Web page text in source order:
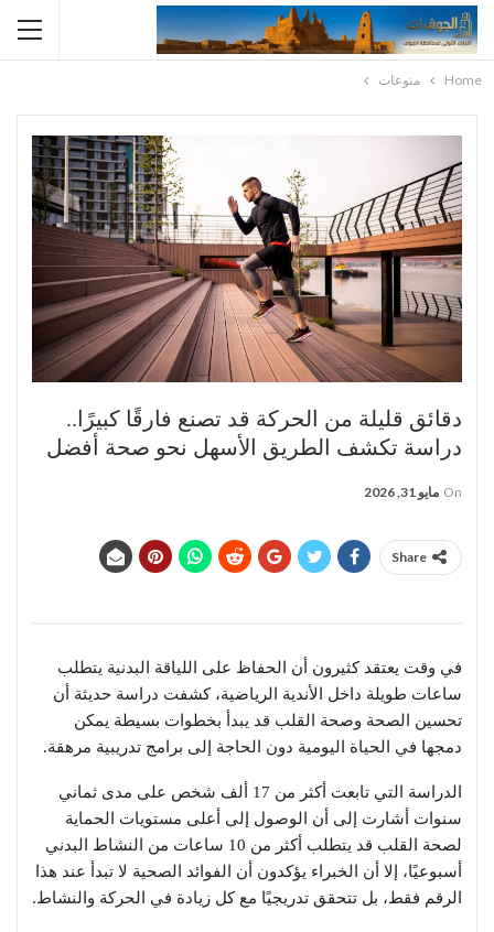
Home منوعات
دقائق قليلة من الحركة قد تصنع فارقًا كبيرًا..
دراسة تكشف الطريق الأسهل نحو صحة أفضل
On مايو 31, 2026
Share
في وقت يعتقد كثيرون أن الحفاظ على اللياقة البدنية يتطلب
ساعات طويلة داخل الأندية الرياضية، كشفت دراسة حديثة أن
تحسين الصحة وصحة القلب قد يبدأ بخطوات بسيطة يمكن
دمجها في الحياة اليومية دون الحاجة إلى برامج تدريبية مرهقة.
الدراسة التي تابعت أكثر من 17 ألف شخص على مدى ثماني
سنوات أشارت إلى أن الوصول إلى أعلى مستويات الحماية
لصحة القلب قد يتطلب أكثر من 10 ساعات من النشاط البدني
أسبوعيًا، إلا أن الخبراء يؤكدون أن الفوائد الصحية لا تبدأ عند هذا
الرقم فقط، بل تتحقق تدريجيًا مع كل زيادة في الحركة والنشاط.